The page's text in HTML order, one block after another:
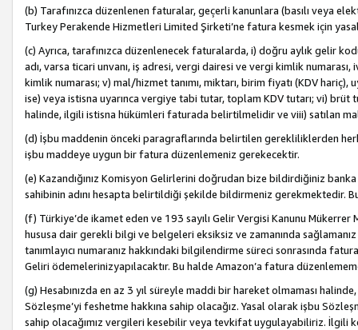
(b) Tarafınızca düzenlenen faturalar, geçerli kanunlara (basılı veya
Turkey Perakende Hizmetleri Limited Şirketi’ne fatura kesmek için
(c) Ayrıca, tarafınızca düzenlenecek faturalarda, i) doğru aylık gelir
adı, varsa ticari unvanı, iş adresi, vergi dairesi ve vergi kimlik
kimlik numarası; v) mal/hizmet tanımı, miktarı, birim fiyatı (KDV
ise) veya istisna uyarınca vergiye tabi tutar, toplam KDV tutarı; vi) brüt
halinde, ilgili istisna hükümleri faturada belirtilmelidir ve viii) satılan
(d) İşbu maddenin önceki paragraflarında belirtilen gerekliliklerden
işbu maddeye uygun bir fatura düzenlemeniz gerekecektir.
(e) Kazandığınız Komisyon Gelirlerini doğrudan bize bildirdiğiniz banka
sahibinin adını hesapta belirtildiği şekilde bildirmeniz gerekmektedir.
(f) Türkiye’de ikamet eden ve 193 sayılı Gelir Vergisi Kanunu
hususa dair gerekli bilgi ve belgeleri eksiksiz ve zamanında
tanımlayıcı numaranız hakkındaki bilgilendirme süreci sonrasında
Geliri ödemelerinizyapılacaktır. Bu halde Amazon’a fatura
(g) Hesabınızda en az 3 yıl süreyle maddi bir hareket olmaması
Sözleşme’yi feshetme hakkına sahip olacağız. Yasal olarak işbu
sahip olacağımız vergileri kesebilir veya tevkifat uygulayabiliriz. İlgili